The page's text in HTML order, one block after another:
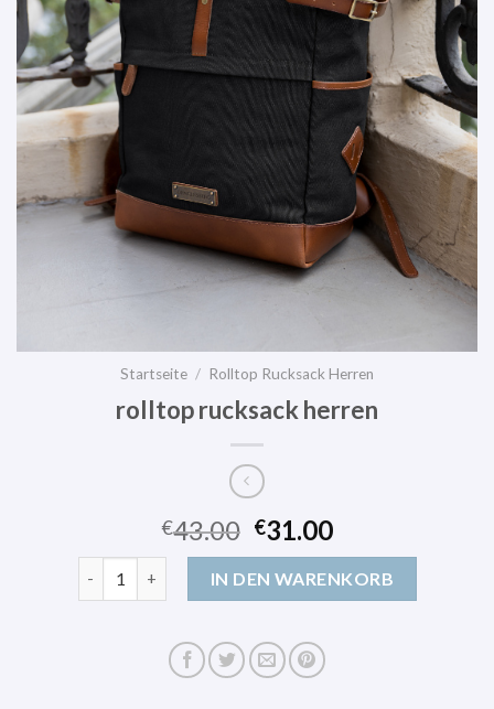
Startseite / Rolltop Rucksack Herren
rolltop rucksack herren
€43.00 €31.00
IN DEN WARENKORB